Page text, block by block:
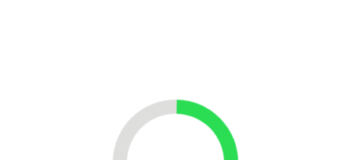
Loading...